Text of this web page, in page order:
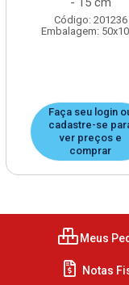
Código: 201236
Embalagem:
Faça seu login
cadastre-se
ver preços e
comprar
Meus
Notas